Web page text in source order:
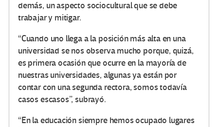
demás, un aspecto sociocultural que se debe
trabajar y mitigar.
“Cuando uno llega a la posición más alta en una
universidad se nos observa mucho porque, quizá,
es primera ocasión que ocurre en la mayoría de
nuestras universidades, algunas ya están por
contar con una segunda rectora, somos todavía
casos escasos”, subrayó.
“En la educación siempre hemos ocupado lugares